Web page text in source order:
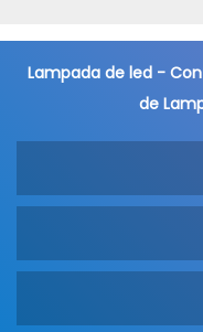
Lampada de led -
de